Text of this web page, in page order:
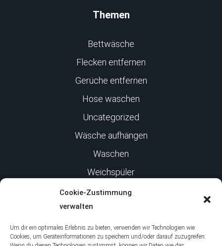
Cookie-Zustimmung
verwalten
Um dir ein optimales Erlebnis zu bieten, verwenden wir Technologien wie
Cookies, um Geräteinformationen zu speichern und/oder darauf zuzugreifen.
Themen
Bettwäsche
Flecken entfernen
Gerüche entfernen
Hose waschen
Uncategorized
Wäsche aufhängen
Waschen
Weichspüler
Impressum